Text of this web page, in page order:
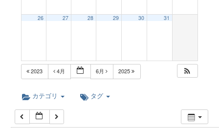
26 27 28 29 30 31
2023 4月 6月 2025
カテゴリ タグ
5:00 AM
6:00 AM
7:00 AM